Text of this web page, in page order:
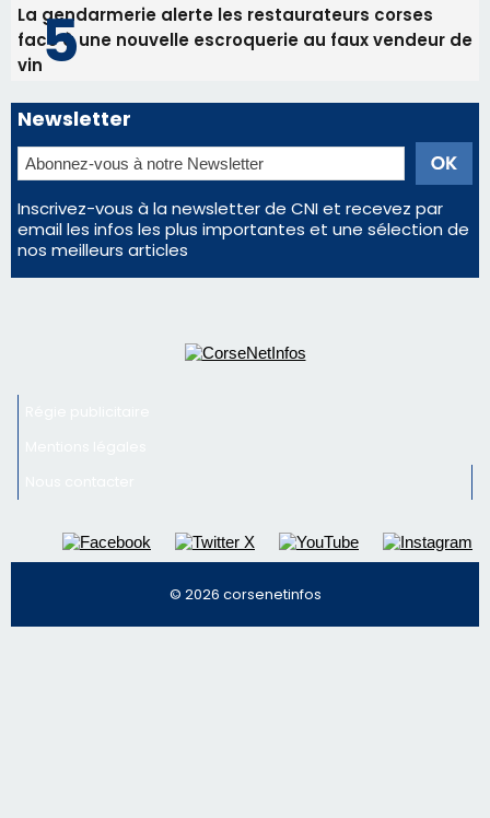
En Corse, un début de saison marqué par une
consommation en recul dans les restaurants
La gendarmerie alerte les restaurateurs corses
vin
Newsletter
Inscrivez-vous à la newsletter de CNI et recevez par
email les infos les plus importantes et une sélection de
Nous contacter